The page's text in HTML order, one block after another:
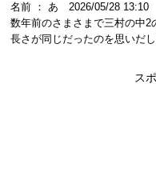
名前 ： あ 2026/05/28 13:10
数年前のさまさまで三村の中
長さが同じだったのを思いだ
ス